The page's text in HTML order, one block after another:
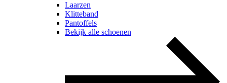
Laarzen
Klitteband
Pantoffels
Bekijk alle schoenen